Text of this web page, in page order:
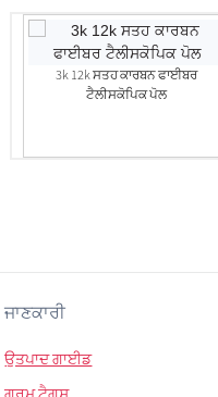
3k 12k ਸਤਹ ਕਾਰਬਨ ਫਾਈਬਰ
ਟੈਲੀਸਕੋਪਿਕ ਪੋਲ
ਜਾਣਕਾਰੀ
ਉਤਪਾਦ ਗਾਈਡ